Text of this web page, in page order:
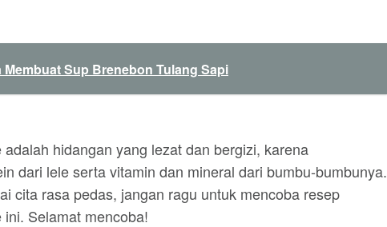
Membuat Sup Brenebon Tulang Sapi
adalah hidangan yang lezat dan bergizi, karena
dari lele serta vitamin dan mineral dari bumbu-bumbunya.
cita rasa pedas, jangan ragu untuk mencoba resep
Selamat mencoba!